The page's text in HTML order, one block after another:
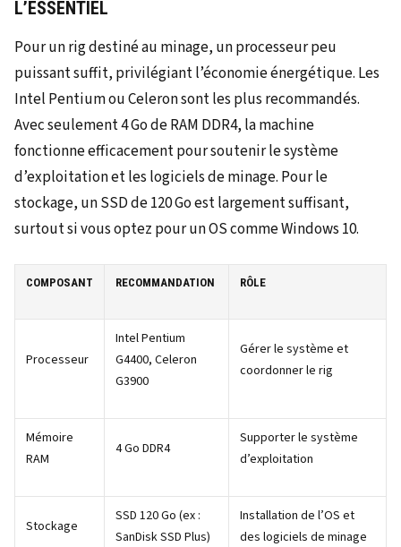
L’ESSENTIEL
Pour un rig destiné au minage, un processeur peu
puissant suffit, privilégiant l’économie énergétique. Les
Intel Pentium ou Celeron sont les plus recommandés.
Avec seulement 4 Go de RAM DDR4, la machine
fonctionne efficacement pour soutenir le système
d’exploitation et les logiciels de minage. Pour le
stockage, un SSD de 120 Go est largement suffisant,
surtout si vous optez pour un OS comme Windows 10.
COMPOSANT RECOMMANDATION RÔLE
Processeur
Intel Pentium
G4400, Celeron
G3900
Gérer le système et
coordonner le rig
Mémoire
RAM
4 Go DDR4
Supporter le système
d’exploitation
Stockage
SSD 120 Go (ex :
SanDisk SSD Plus)
Installation de l’OS et
des logiciels de minage